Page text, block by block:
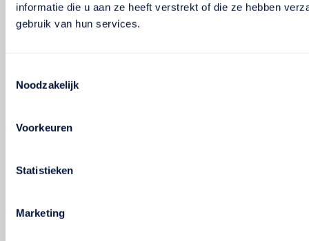
informatie die u aan ze heeft verstrekt of die ze hebben
gebruik van hun services.
Noodzakelijk
Voorkeuren
Statistieken
Marketing